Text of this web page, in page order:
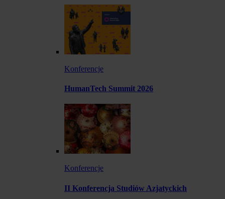
Konferencje
HumanTech Summit 2026
Konferencje
II Konferencja Studiów Azjatyckich